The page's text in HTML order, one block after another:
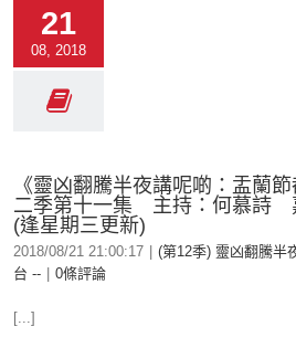
21
08, 2018
《靈凶翻騰半夜講呢啲：盂蘭
二季第十一集 主持：何慕詩
(逢星期三更新)
2018/08/21 21:00:17 (第12季) 靈凶翻騰半
台 --
0條評論
[...]